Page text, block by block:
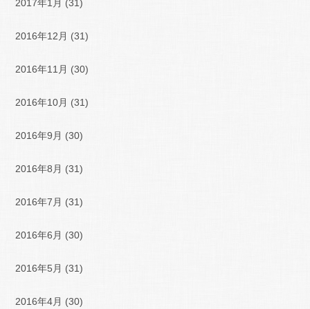
2017年1月 (31)
2016年12月 (31)
2016年11月 (30)
2016年10月 (31)
2016年9月 (30)
2016年8月 (31)
2016年7月 (31)
2016年6月 (30)
2016年5月 (31)
2016年4月 (30)